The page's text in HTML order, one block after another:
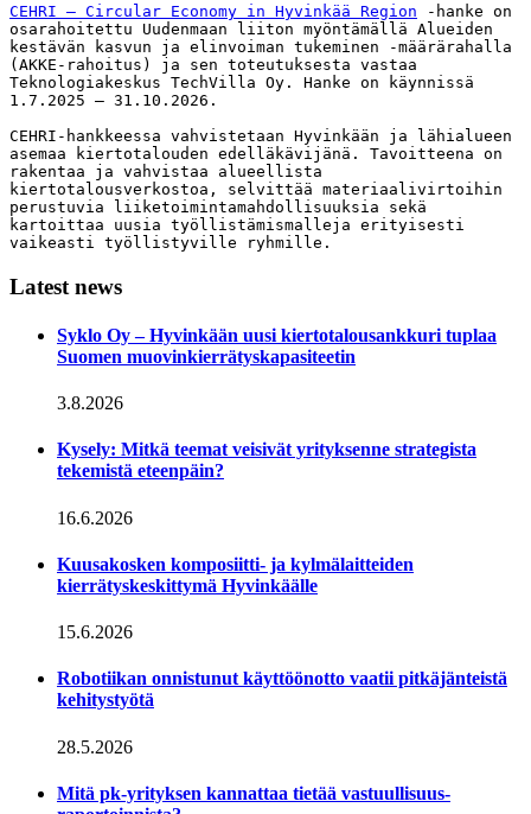
CEHRI – Circular Economy in Hyvinkää Region -hanke on
osarahoitettu Uudenmaan liiton myöntämällä Alueiden
kestävän kasvun ja elinvoiman tukeminen -määrärahalla
(AKKE-rahoitus) ja sen toteutuksesta vastaa
Teknologiakeskus TechVilla Oy. Hanke on käynnissä
1.7.2025 – 31.10.2026.
CEHRI-hankkeessa vahvistetaan Hyvinkään ja lähialueen
asemaa kiertotalouden edelläkävijänä. Tavoitteena on
rakentaa ja vahvistaa alueellista
kiertotalousverkostoa, selvittää materiaalivirtoihin
perustuvia liiketoimintamahdollisuuksia sekä
kartoittaa uusia työllistämismalleja erityisesti
vaikeasti työllistyville ryhmille.
Latest news
Syklo Oy – Hyvinkään uusi kiertotalousankkuri tuplaa
Suomen muovinkierrätyskapasiteetin
3.8.2026
Kysely: Mitkä teemat veisivät yrityksenne strategista
tekemistä eteenpäin?
16.6.2026
Kuusakosken komposiitti- ja kylmälaitteiden
kierrätyskeskittymä Hyvinkäälle
15.6.2026
Robotiikan onnistunut käyttöönotto vaatii pitkäjänteistä
kehitystyötä
28.5.2026
Mitä pk-yrityksen kannattaa tietää vastuullisuus­